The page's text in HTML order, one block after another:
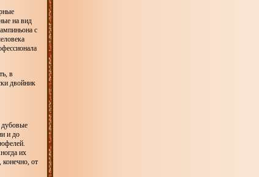
на вид
с
в
двойник
дубовые
и до
их
конечно, от